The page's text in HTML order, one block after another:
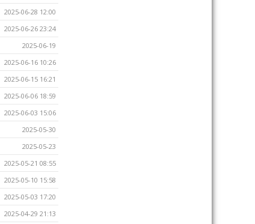
2025-06-28 12:00
2025-06-26 23:24
2025-06-19
2025-06-16 10:26
2025-06-15 16:21
2025-06-06 18:59
2025-06-03 15:06
2025-05-30
2025-05-23
2025-05-21 08:55
2025-05-10 15:58
2025-05-03 17:20
2025-04-29 21:13